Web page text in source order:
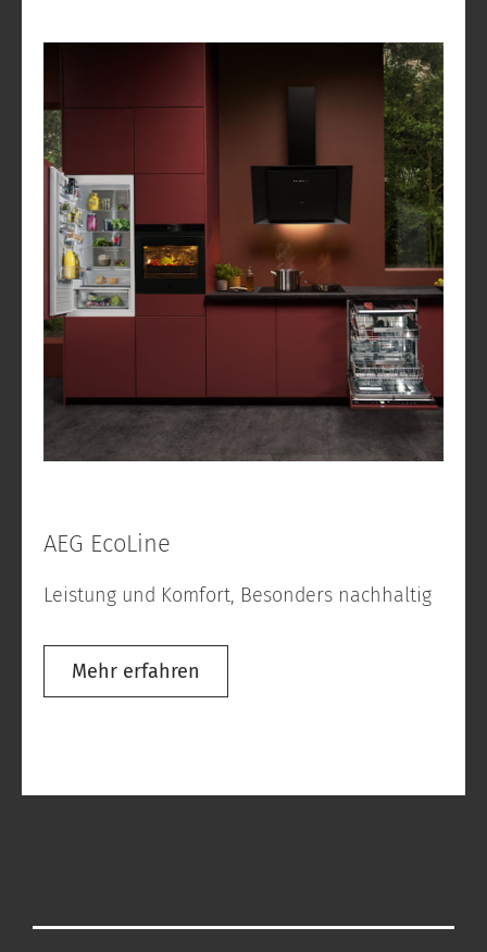
AEG EcoLine
Leistung und Komfort, Besonders nachhaltig
Mehr erfahren